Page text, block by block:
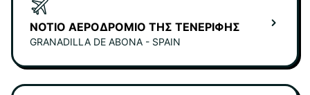
ΝΌΤΙΟ ΑΕΡΟΔΡΌΜΙΟ ΤΗΣ ΤΕΝΕΡΊΦΗΣ
GRANADILLA DE ABONA - SPAIN